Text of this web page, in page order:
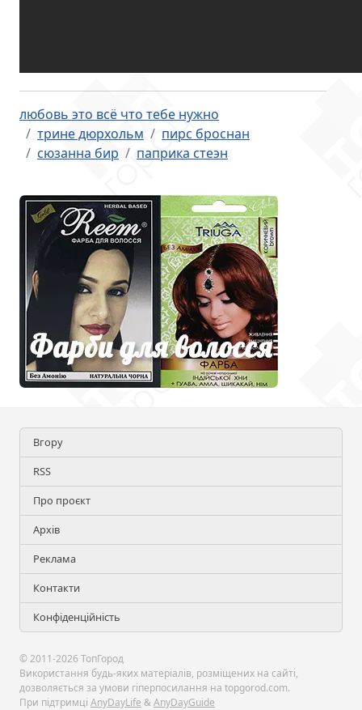
любовь это всё что тебе нужно
трине дюрхольм
пирс броснан
сюзанна бир
паприка стеэн
Вгору
RSS
Про проєкт
Архів
Реклама
Контакти
Конфіденційність
© 2011-2026 ТопГород
Використання будь-яких матеріалів, розміщених на сайті,
дозволяється за умови гіперпосилання на topgorod.com.
При підтримці AnyDayLife &AnyDayGuide